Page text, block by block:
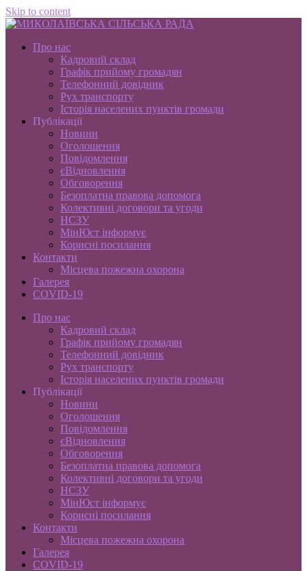
Skip to content
Про нас
Кадровий склад
Графік прийому громадян
Телефонний довідник
Рух транспорту
Історія населених пунктів громади
Публікації
Новини
Оголошення
Повідомлення
єВідновлення
Обговорення
Безоплатна правова допомога
Колективні договори та угоди
НСЗУ
МінЮст інформує
Корисні посилання
Контакти
Місцева пожежна охорона
Галерея
COVID-19
Про нас
Кадровий склад
Графік прийому громадян
Телефонний довідник
Рух транспорту
Історія населених пунктів громади
Публікації
Новини
Оголошення
Повідомлення
єВідновлення
Обговорення
Безоплатна правова допомога
Колективні договори та угоди
НСЗУ
МінЮст інформує
Корисні посилання
Контакти
Місцева пожежна охорона
Галерея
COVID-19